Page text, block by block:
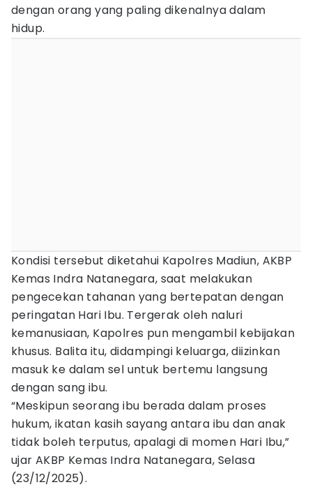
dengan orang yang paling dikenalnya dalam
hidup.
Kondisi tersebut diketahui Kapolres Madiun, AKBP
Kemas Indra Natanegara, saat melakukan
pengecekan tahanan yang bertepatan dengan
peringatan Hari Ibu. Tergerak oleh naluri
kemanusiaan, Kapolres pun mengambil kebijakan
khusus. Balita itu, didampingi keluarga, diizinkan
masuk ke dalam sel untuk bertemu langsung
dengan sang ibu.
“Meskipun seorang ibu berada dalam proses
hukum, ikatan kasih sayang antara ibu dan anak
tidak boleh terputus, apalagi di momen Hari Ibu,”
ujar AKBP Kemas Indra Natanegara, Selasa
(23/12/2025).